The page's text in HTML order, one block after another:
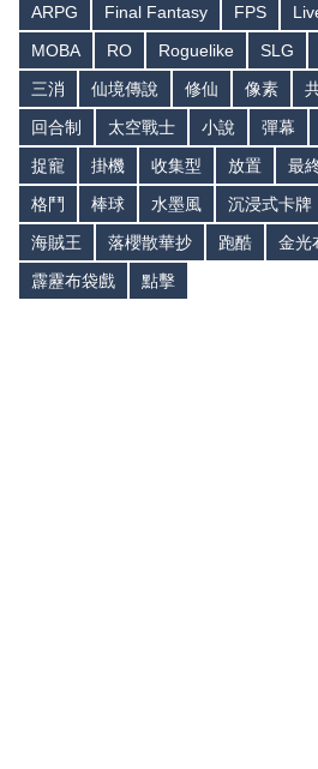
ARPG Final Fantasy FPS
MOBA
RO Roguelike SLG
三消
仙境傳說 修仙 像素
回合制
太空戰士 小說 彈幕
捉寵
掛機 收集型 放置 最
格鬥
棒球 水墨風 沉浸式卡牌
海賊王
落櫻散華抄 跑酷 金光
霹靂布袋戲
點擊